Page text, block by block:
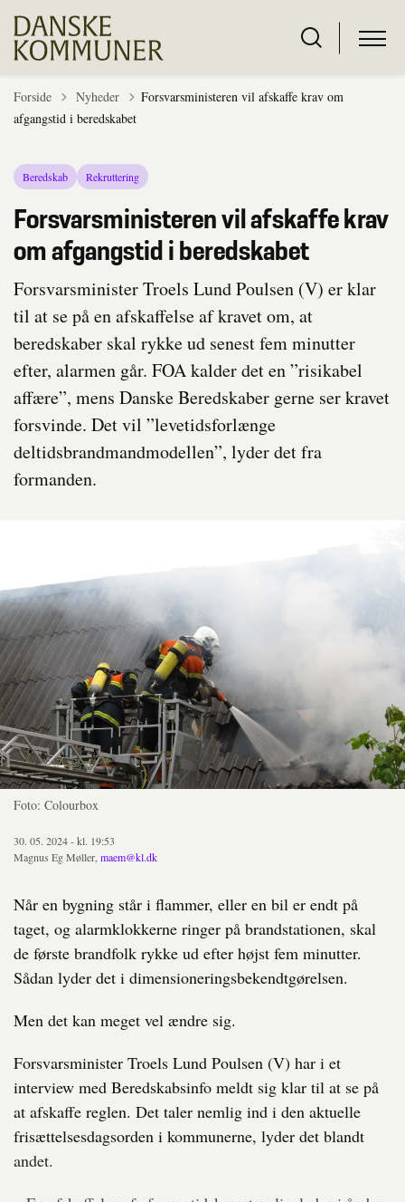
Forside Tilbage til
Nyheder
Forsvarsministeren vil afskaffe krav om
afgangstid i beredskabet
Beredskab Rekruttering
Forsvarsministeren vil afskaffe krav
om afgangstid i beredskabet
Forsvarsminister Troels Lund Poulsen (V) er klar
til at se på en afskaffelse af kravet om, at
beredskaber skal rykke ud senest fem minutter
efter, alarmen går. FOA kalder det en ”risikabel
affære”, mens Danske Beredskaber gerne ser kravet
forsvinde. Det vil ”levetidsforlænge
deltidsbrandmandmodellen”, lyder det fra
formanden.
Foto: Colourbox
30. 05. 2024 - kl. 19:53
Magnus Eg Møller, maem@kl.dk
Når en bygning står i flammer, eller en bil er endt på
taget, og alarmklokkerne ringer på brandstationen, skal
de første brandfolk rykke ud efter højst fem minutter.
Sådan lyder det i dimensioneringsbekendtgørelsen.
Men det kan meget vel ændre sig.
Forsvarsminister Troels Lund Poulsen (V) har i et
interview med Beredskabsinfo meldt sig klar til at se på
at afskaffe reglen. Det taler nemlig ind i den aktuelle
frisættelsesdagsorden i kommunerne, lyder det blandt
andet.